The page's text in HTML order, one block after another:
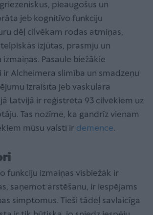
pieaugošus un
jeb kognitīvo funkciju
dēļ cilvēkam rodas atmiņas,
izjūtas, prasmju un
izmaiņas. Pasaulē biežākie
ir Alcheimera slimība un smadzeņu
izraisīta jeb vaskulāra
Latvijā ir reģistrēta 93 cilvēkiem uz
Tas nozīmē, ka gandrīz vienam
mūsu valstī ir demence.
funkciju izmaiņas visbiežāk ir
saņemot ārstēšanu, ir iespējams
simptomus. Tieši tādēļ savlaicīga